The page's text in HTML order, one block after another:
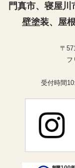
門真市、寝屋
壁塗装、屋
〒
フ
受付時間